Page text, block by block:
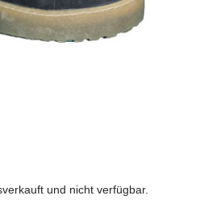
und nicht verfügbar.